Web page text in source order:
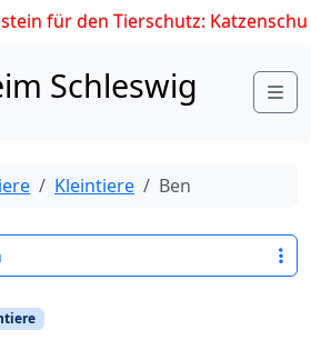
für den Tierschutz:
Schleswig
Kleintiere Ben